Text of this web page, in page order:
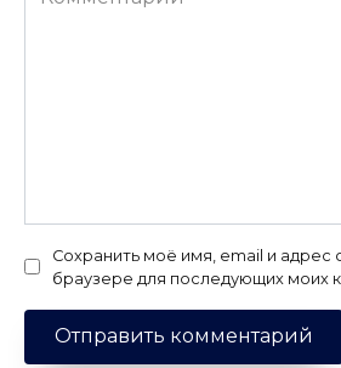
Сохранить моё имя, email и адрес
браузере для последующих моих